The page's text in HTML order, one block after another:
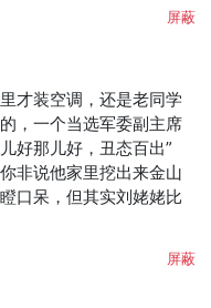
屏蔽
才装空调，还是老同学
，一个当选军委副主席
好那儿好，丑态百出”
非说他家里挖出来金山
口呆，但其实刘姥姥比
屏蔽